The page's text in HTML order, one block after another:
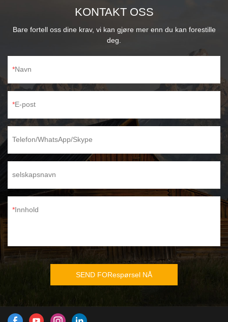
KONTAKT OSS
Bare fortell oss dine krav, vi kan gjøre mer enn du kan forestille
deg.
Navn
E-post
Telefon/WhatsApp/Skype
selskapsnavn
Innhold
SEND FORespørsel NÅ